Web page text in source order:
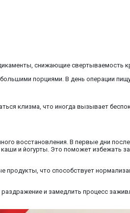
снижающие свертываемость
порциями. В день операции
клизма, что иногда вызывает
восстановления. В первые дни
и йогурты. Это поможет избежать
что способствует
и замедлить процесс